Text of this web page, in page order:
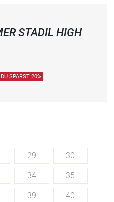
STADIL HIGH
DU SPARST 20%
29 30
34 35
39 40